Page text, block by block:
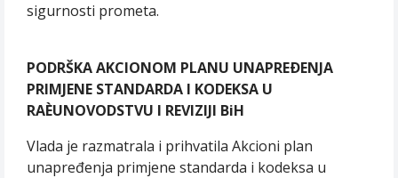
sigurnosti prometa.
PODRŠKA AKCIONOM PLANU UNAPREÐENJA
PRIMJENE STANDARDA I KODEKSA U
RAÈUNOVODSTVU I REVIZIJI BiH
Vlada je razmatrala i prihvatila Akcioni plan
unapređenja primjene standarda i kodeksa u